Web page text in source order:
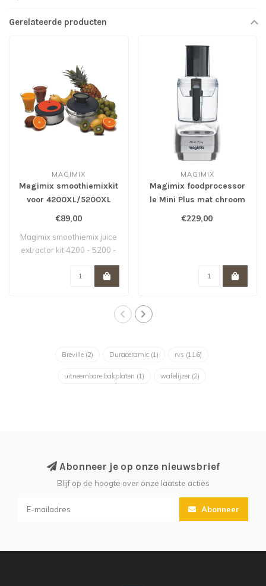
Gerelateerde producten
MAGIMIX
Magimix smoothiemixkit
voor 4200XL/5200XL
€89,00
Magimix smoothiemix juice
extractor kit 4200 - 5200 -
MAGIMIX
Magimix foodprocessor
le Mini Plus mat chroom
€229,00
Breville (2) Duraceramic (1) rvs (116)
uitneembare bakplaten (1) wafelijzer (2)
Abonneer je op onze nieuwsbrief
Blijf op de hoogte over onze laatste acties
Abonneer